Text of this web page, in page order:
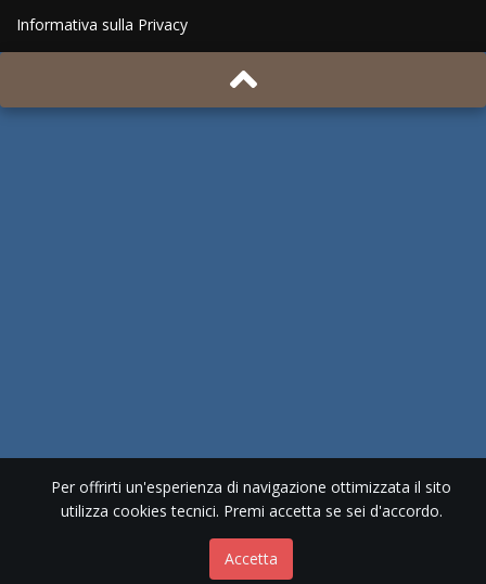
Informativa sulla Privacy
Per offrirti un'esperienza di navigazione ottimizzata il sito
utilizza cookies tecnici. Premi accetta se sei d'accordo.
Accetta